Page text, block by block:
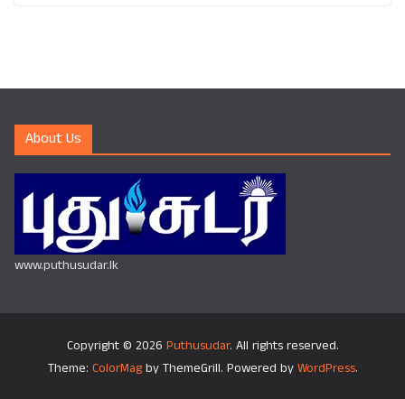
About Us
www.puthusudar.lk
Copyright © 2026 Puthusudar. All rights reserved.
Theme: ColorMagby ThemeGrill. Powered by WordPress.